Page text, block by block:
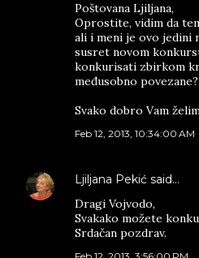
Poštovana Ljiljana,
Oprostite, vidim da
ali i meni je ovo jedini
susret novom
konkurisati zbirkom
međusobno povezane?
Svako dobro Vam
Feb 12, 2013, 10:34:00 AM
Ljiljana Pekić said…
Dragi Vojvodo,
Svakako možete
Srdačan pozdrav.